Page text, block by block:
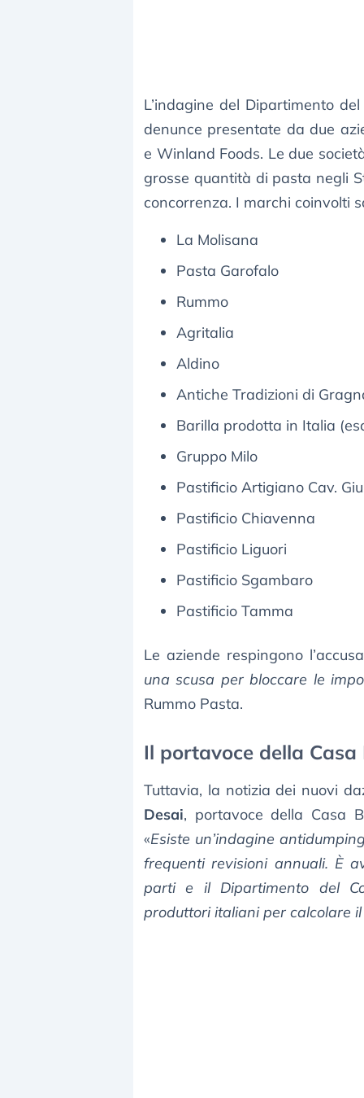
L’indagine del Dipartimento
denunce presentate da due
e Winland Foods. Le due
grosse quantità di pasta negli
concorrenza. I marchi coinvolti
La Molisana
Pasta Garofalo
Rummo
Agritalia
Aldino
Antiche Tradizioni di
Barilla prodotta in Italia
Gruppo Milo
Pastificio Artigiano Cav.
Pastificio Chiavenna
Pastificio Liguori
Pastificio Sgambaro
Pastificio Tamma
Le aziende respingono
una scusa per bloccare le
Rummo Pasta.
Il portavoce della
Tuttavia, la notizia dei nuovi
Desai, portavoce della Casa
«Esiste un’indagine
frequenti revisioni annuali. È
parti e il Dipartimento del
produttori italiani per calcolare